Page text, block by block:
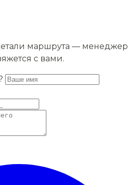
маршрута — менеджер
с вами.